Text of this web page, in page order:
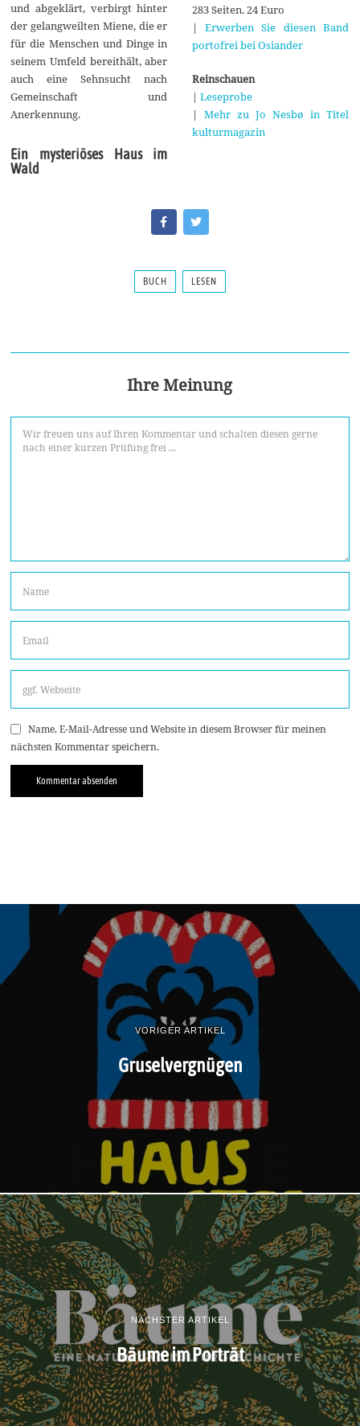
und abgeklärt, verbirgt hinter
der gelangweilten Miene, die er
für die Menschen und Dinge in
seinem Umfeld bereithält, aber
auch eine Sehnsucht nach
Gemeinschaft und
Anerkennung.
Ein mysteriöses Haus im
Wald
283 Seiten. 24 Euro
| Erwerben Sie diesen Band
portofrei bei Osiander
Reinschauen
| Leseprobe
| Mehr zu Jo Nesbø in Titel
kulturmagazin
BUCH LESEN
Ihre Meinung
Name, E-Mail-Adresse und Website in diesem Browser für meinen
nächsten Kommentar speichern.
VORIGER ARTIKEL
Gruselvergnügen
NÄCHSTER ARTIKEL
Bäume im Porträt